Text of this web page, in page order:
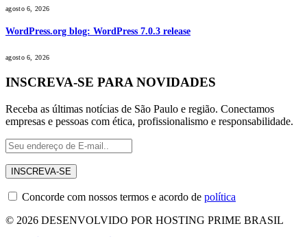
agosto 6, 2026
WordPress.org blog: WordPress 7.0.3 release
agosto 6, 2026
INSCREVA-SE PARA NOVIDADES
Receba as últimas notícias de São Paulo e região. Conectamos
empresas e pessoas com ética, profissionalismo e responsabilidade.
Concorde com nossos termos e acordo de política
© 2026 DESENVOLVIDO POR HOSTING PRIME BRASIL